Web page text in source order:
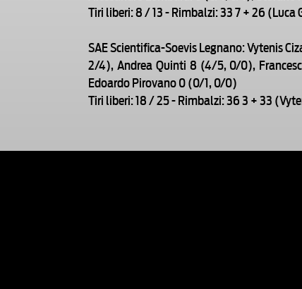
Tiri liberi: 8 / 13 - Rimbalzi: 33 7 + 26
SAE Scientifica-Soevis Legnano: Vytenis
2/4), Andrea Quinti 8 (4/5, 0/0),
Edoardo Pirovano 0 (0/1, 0/0)
Tiri liberi: 18 / 25 - Rimbalzi: 36 3 + 33